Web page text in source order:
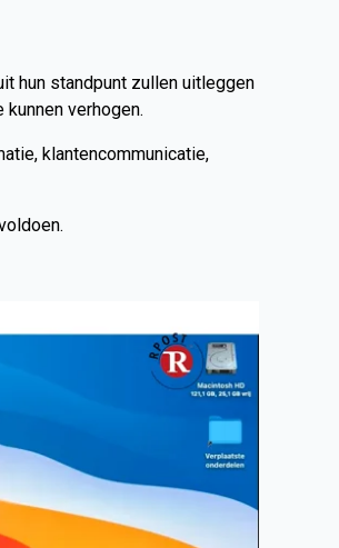
hun standpunt zullen uitleggen
verhogen.
klantencommunicatie,